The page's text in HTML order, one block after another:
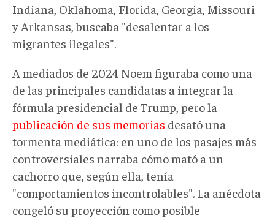
Indiana, Oklahoma, Florida, Georgia, Missouri
y Arkansas, buscaba "desalentar a los
migrantes ilegales".
A mediados de 2024 Noem figuraba como una
de las principales candidatas a integrar la
fórmula presidencial de Trump, pero la
publicación de sus memorias desató una
tormenta mediática: en uno de los pasajes más
controversiales narraba cómo mató a un
cachorro que, según ella, tenía
"comportamientos incontrolables". La anécdota
congeló su proyección como posible